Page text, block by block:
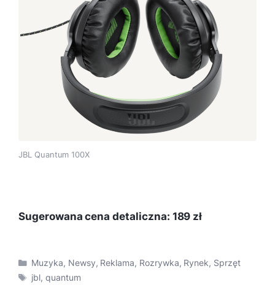
JBL Quantum 100X
Sugerowana cena detaliczna: 189 zł
Kategorie
Muzyka, Newsy, Reklama, Rozrywka, Rynek, Sprzęt
Tagi
jbl, quantum